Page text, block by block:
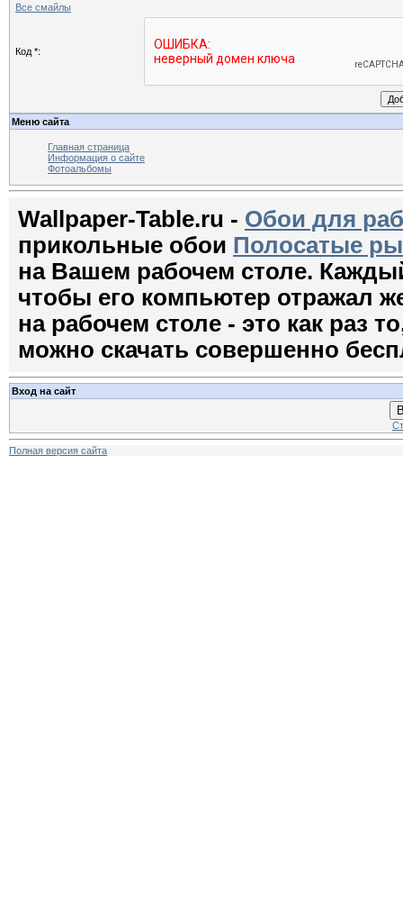
Все смайлы
Код *:
Меню сайта
Главная страница
Информация о сайте
Фотоальбомы
Wallpaper-Table.ru - Обои для
прикольные обои Полосатые
на Вашем рабочем столе.
чтобы его компьютер отражал
на рабочем столе - это как раз
можно скачать совершенно
Вход на сайт
Полная версия сайта